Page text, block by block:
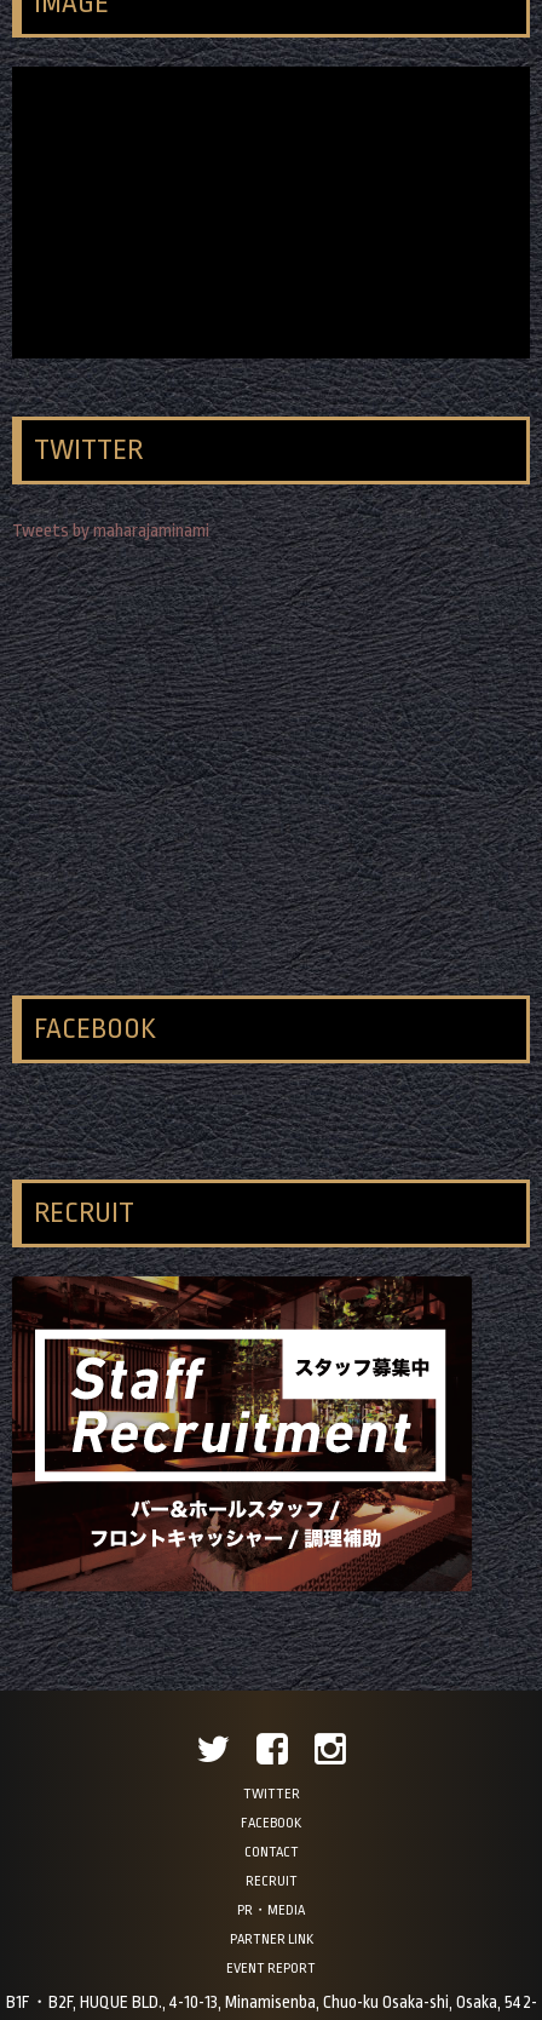
TWITTER
Tweets by maharajaminami
FACEBOOK
RECRUIT
TWITTER
FACEBOOK
CONTACT
RECRUIT
PR・MEDIA
PARTNER LINK
EVENT REPORT
B1F・B2F, HUQUE BLD., 4-10-13, Minamisenba, Chuo-ku Osaka-shi, Osaka, 542-